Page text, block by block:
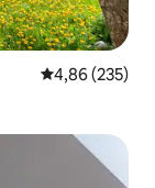
4,86 de uma
4,86 (235)